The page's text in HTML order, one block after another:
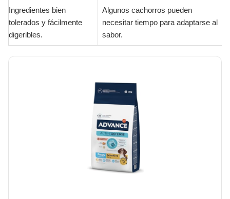
Ingredientes bien
tolerados y fácilmente
digeribles.
Algunos cachorros pueden
necesitar tiempo para adaptarse al
sabor.